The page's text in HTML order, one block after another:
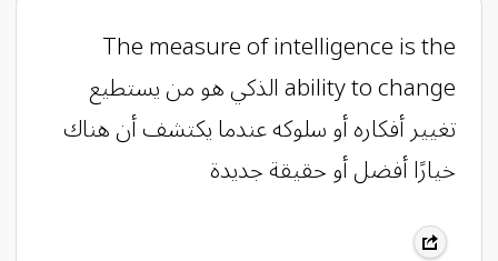
The measure of intelligence is the
ability to change الذكي هو من يستطيع
تغيير أفكاره أو سلوكه عندما يكتشف أن هناك
خيارًا أفضل أو حقيقة جديدة